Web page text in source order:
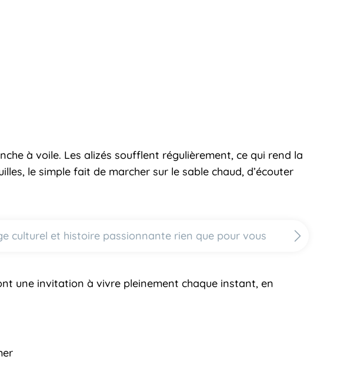
à voile. Les alizés soufflent régulièrement, ce qui rend la
le simple fait de marcher sur le sable chaud, d’écouter
culturel et histoire passionnante rien que pour vous
une invitation à vivre pleinement chaque instant, en